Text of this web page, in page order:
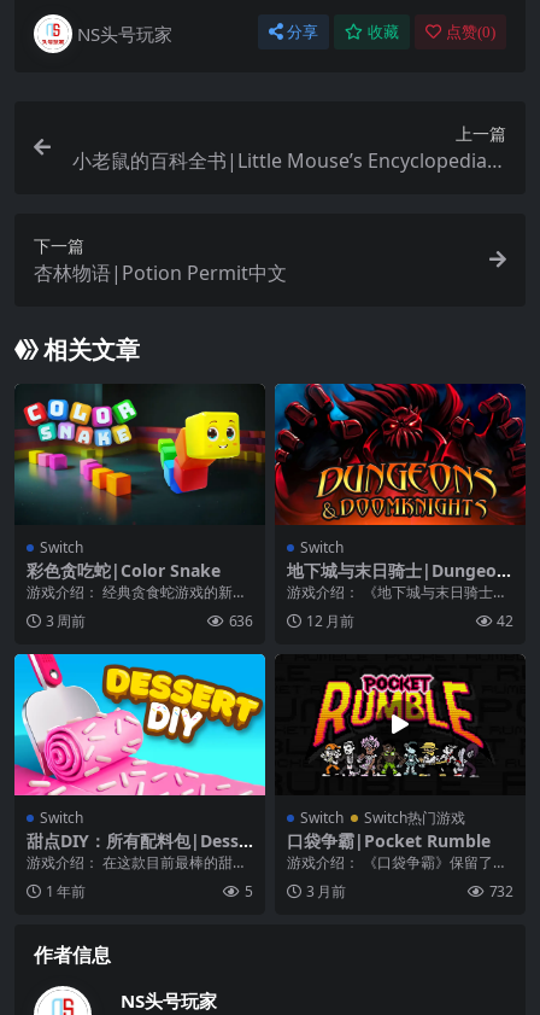
NS头号玩家 分享 收藏 点赞(0)
上一篇
小老鼠的百科全书|Little Mouse’s Encyclopedia中
下一篇
杏林物语|Potion Permit中文
相关文章
Switch
彩色贪吃蛇|Color Snake
游戏介绍： 经典贪食蛇游戏的新玩
法。收集你需要的颜色来完成关
卡。拾取增益道具让游...
3 周前 636
Switch
地下城与末日骑士|Dungeon
s & Doomknights中文
游戏介绍： 《地下城与末日骑士》
在地下城和末日骑士中释放英雄气
概或驾驭黑暗-在那...
12 月前 42
Switch
甜点DIY：所有配料包|Desse
rt DIY
游戏介绍： 在这款目前最棒的甜点
装饰游戏中，发挥你的创意，制作
出美味的冰淇淋、冰...
1 年前 5
Switch Switch热门游戏
口袋争霸|Pocket Rumble
游戏介绍： 《口袋争霸》保留了传
统《街头霸王》系列游戏的所有精
彩玩法元素，但将玩...
3 月前 732
作者信息
NS头号玩家